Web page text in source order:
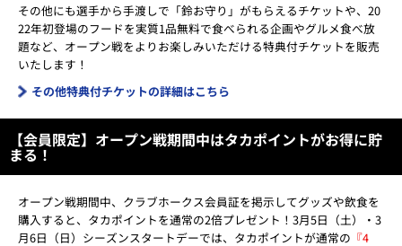
その他にも選手から手渡しで「鈴お守り」がもらえるチケットや、20
22年初登場のフードを実質1品無料で食べられる企画やグルメ食べ放
題など、オープン戦をよりお楽しみいただける特典付チケットを販売
いたします！
その他特典付チケットの詳細はこちら
【会員限定】オープン戦期間中はタカポイントがお得に貯
まる！
オープン戦期間中、クラブホークス会員証を掲示してグッズや飲食を
購入すると、タカポイントを通常の2倍プレゼント！3月5日（土）・3
月6日（日）シーズンスタートデーでは、タカポイントが通常の 『4